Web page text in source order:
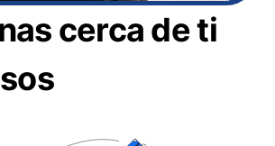
cerca de ti